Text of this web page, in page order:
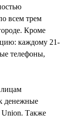
всем трем
Кроме
каждому 21-
телефоны,
денежные
Union. Также